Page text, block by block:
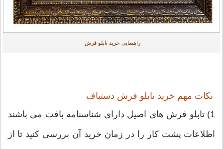
راهنمایی خرید تابلو فرش
نکات مهم خرید تابلو فرش دستباف
1) تابلو فرش های اصیل دارای شناسنامه بافت می باشند
اطلاعات پشت کار را در زمان خرید آن بررسی کنید تا از